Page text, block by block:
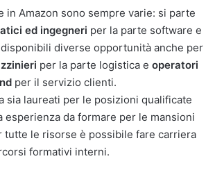
in Amazon sono sempre varie: si parte
ed ingegneri per la parte software e
diverse opportunità anche per
per la parte logistica e operatori
per il servizio clienti.
sia laureati per le posizioni qualificate
esperienza da formare per le mansioni
tutte le risorse è possibile fare carriera
formativi interni.